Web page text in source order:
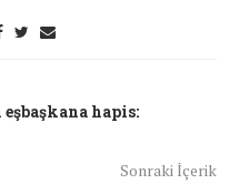
hapis:
Sonraki İçerik